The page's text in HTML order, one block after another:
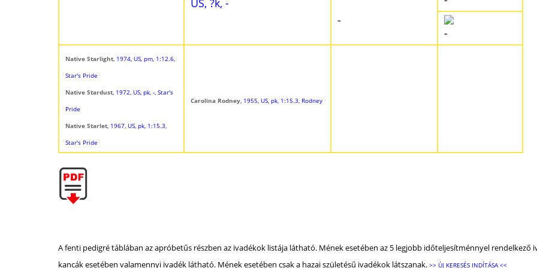
US, ?k, -
-
-
Native Starlight, 1974, US, pm, 1:12.6,
Star's Pride
Native Stardust, 1972, US, pk, -, Star's
Pride
Native Starlet, 1967, US, pk, 1:15.3,
Star's Pride
Carolina Rodney, 1955, US, pk, 1:15.3, Rodney
A fenti pedigré táblában az apróbetűs részben az ivadékok listája látható. Mének esetében az 5 legjobb időteljesítménnyel rendelkező
kancák esetében valamennyi ivadék látható. Mének esetében csak a hazai születésű ivadékok látszanak. >> ÚJ KERESÉS INDÍTÁSA <<